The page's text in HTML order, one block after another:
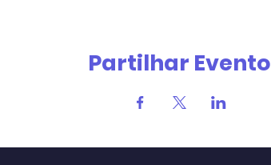
Partilhar Evento